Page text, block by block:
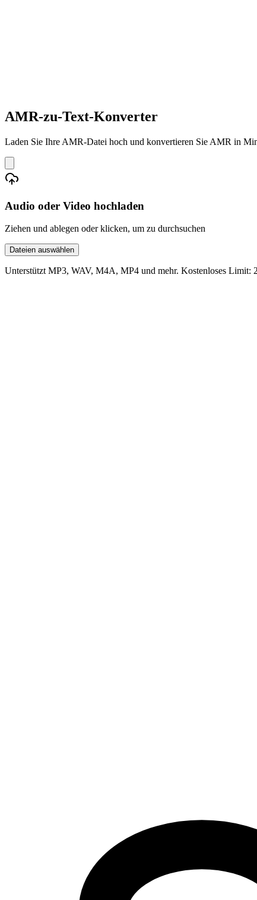
AMR-zu-Text-Konverter
Laden Sie Ihre AMR-Datei hoch und konvertieren Sie AMR in
Audio oder Video hochladen
Ziehen und ablegen oder klicken, um zu durchsuchen
Dateien auswählen
Unterstützt MP3, WAV, M4A, MP4 und mehr. Kostenloses Limit: